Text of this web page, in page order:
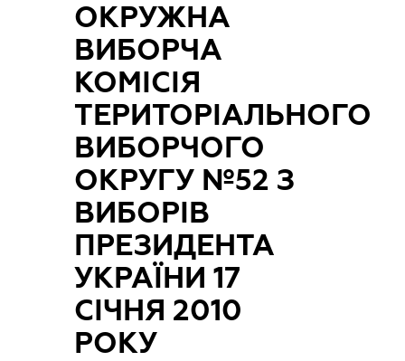
ОКРУЖНА
ВИБОРЧА
КОМІСІЯ
ТЕРИТОРІАЛЬНОГО
ВИБОРЧОГО
ОКРУГУ №52 З
ВИБОРІВ
ПРЕЗИДЕНТА
УКРАЇНИ 17
СІЧНЯ 2010
РОКУ